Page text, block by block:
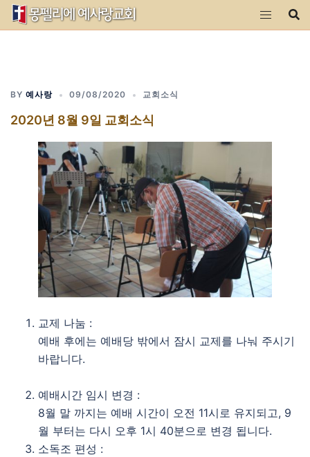
Skip
BY 예사랑 09/08/2020 교회소식
2020년 8월 9일 교회소식
교제 나눔 :
예배 후에는 예배당 밖에서 잠시 교제를 나눠 주시기
바랍니다.
예배시간 임시 변경 :
8월 말 까지는 예배 시간이 오전 11시로 유지되고, 9
월 부터는 다시 오후 1시 40분으로 변경 됩니다.
소독조 편성 :